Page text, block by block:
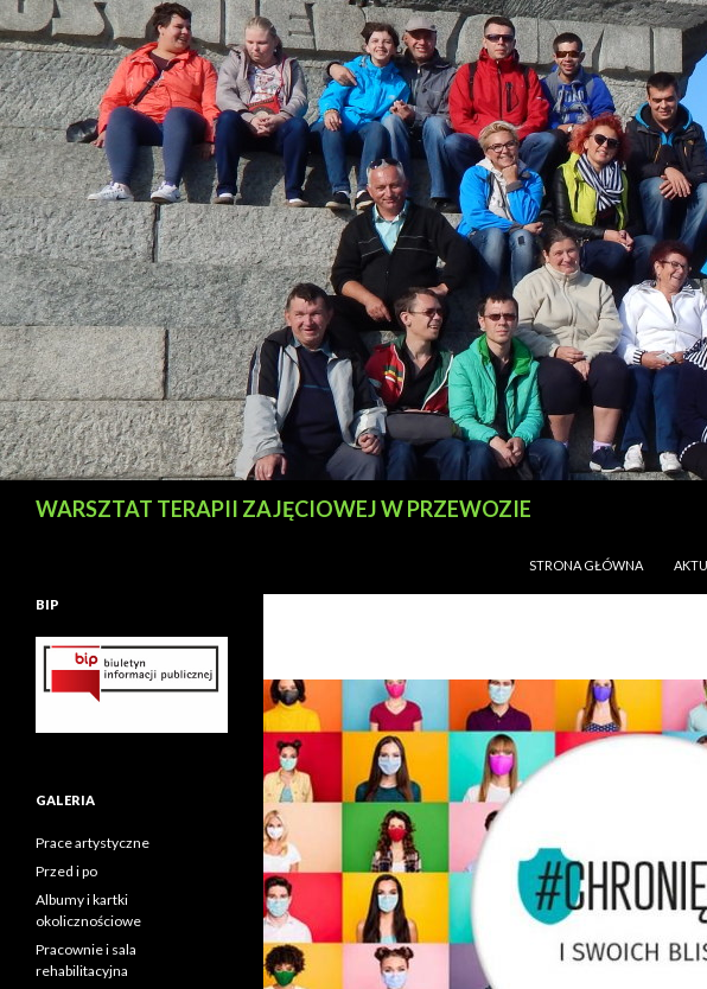
WARSZTAT TERAPII ZAJĘCIOWEJ W PRZEWOZIE
STRONA GŁÓWNA
BIP
GALERIA
Prace artystyczne
Przed i po
Albumy i kartki
okolicznościowe
Pracownie i sala
rehabilitacyjna